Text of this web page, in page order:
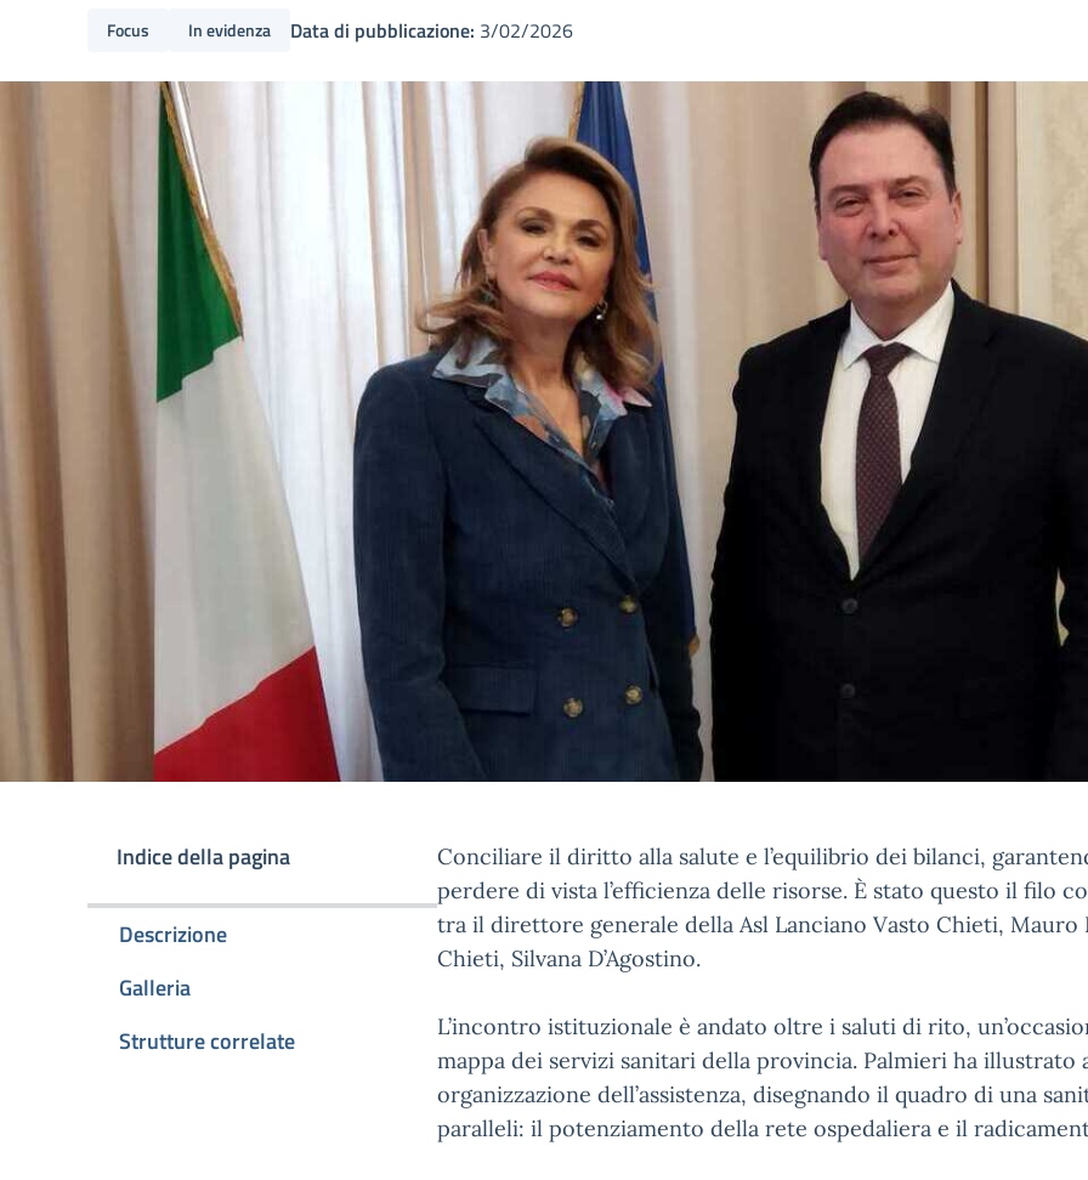
Focus In evidenza Data di pubblicazione: 3/02/2026
Indice della pagina
Descrizione
Galleria
Strutture correlate
Conciliare il diritto alla salute e l’equilibrio dei bilanci,
perdere di vista l’efficienza delle risorse. È stato questo il filo
tra il direttore generale della Asl Lanciano Vasto Chieti,
Chieti, Silvana D’Agostino.
L’incontro istituzionale è andato oltre i saluti di rito,
mappa dei servizi sanitari della provincia. Palmieri ha illustrato
organizzazione dell’assistenza, disegnando il quadro di una
paralleli: il potenziamento della rete ospedaliera e il